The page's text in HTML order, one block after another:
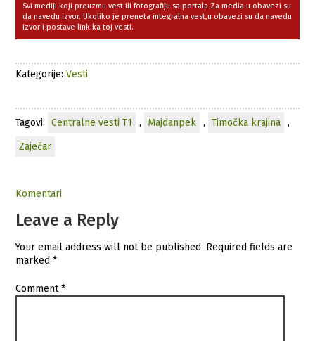
Svi mediji koji preuzmu vest ili fotografiju sa portala Za media u obavezi su
da navedu izvor. Ukoliko je preneta integralna vest,u obavezi su da navedu
izvor i postave link ka toj vesti.
Kategorije:Vesti
Tagovi: Centralne vesti T1 , Majdanpek , Timočka krajina
,
Zaječar
Komentari
Leave a Reply
Your email address will not be published. Required fields are
marked*
Comment*